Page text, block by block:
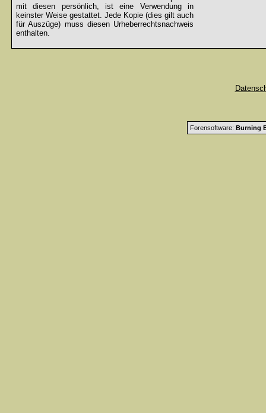
mit diesen persönlich, ist eine Verwendung in
keinster Weise gestattet. Jede Kopie (dies gilt auch
für Auszüge) muss diesen Urheberrechtsnachweis
enthalten.
Forensoftware: Burning